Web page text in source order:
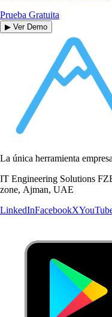
Prueba Gratuita
▶ Ver Demo
La única herramienta
IT Engineering Solutions
zone, Ajman, UAE
LinkedInFacebookX